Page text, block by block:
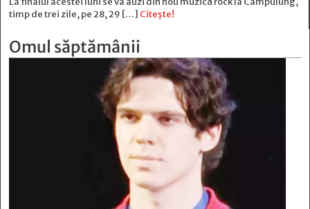
timp de trei zile, pe 28, 29 […] Citește!
Omul săptămânii